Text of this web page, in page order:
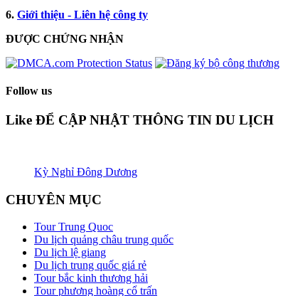
6. Giới thiệu - Liên hệ công ty
ĐƯỢC CHỨNG NHẬN​
Follow us
Like ĐỂ CẬP NHẬT THÔNG TIN DU LỊCH
Kỳ Nghỉ Đông Dương
CHUYÊN MỤC
Tour Trung Quoc
Du lịch quảng châu trung quốc
Du lịch lệ giang
Du lịch trung quốc giá rẻ
Tour bắc kinh thương hải
Tour phương hoàng cổ trấn